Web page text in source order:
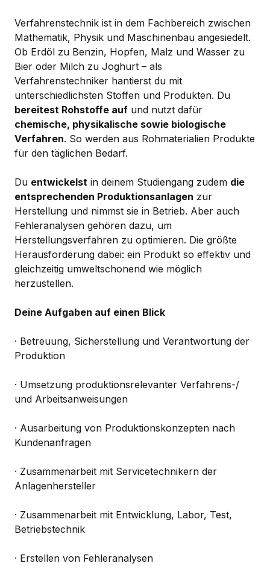
Verfahrenstechnik ist in dem Fachbereich zwischen
Mathematik, Physik und Maschinenbau angesiedelt.
Ob Erdöl zu Benzin, Hopfen, Malz und Wasser zu
Bier oder Milch zu Joghurt – als
Verfahrenstechniker hantierst du mit
unterschiedlichsten Stoffen und Produkten. Du
bereitest Rohstoffe auf und nutzt dafür
chemische, physikalische sowie biologische
Verfahren. So werden aus Rohmaterialien Produkte
für den täglichen Bedarf.
Du entwickelst in deinem Studiengang zudem die
entsprechenden Produktionsanlagen zur
Herstellung und nimmst sie in Betrieb. Aber auch
Fehleranalysen gehören dazu, um
Herstellungsverfahren zu optimieren. Die größte
Herausforderung dabei: ein Produkt so effektiv und
gleichzeitig umweltschonend wie möglich
herzustellen.
Deine Aufgaben auf einen Blick
· Betreuung, Sicherstellung und Verantwortung der
Produktion
· Umsetzung produktionsrelevanter Verfahrens-/
und Arbeitsanweisungen
· Ausarbeitung von Produktionskonzepten nach
Kundenanfragen
· Zusammenarbeit mit Servicetechnikern der
Anlagenhersteller
· Zusammenarbeit mit Entwicklung, Labor, Test,
Betriebstechnik
· Erstellen von Fehleranalysen